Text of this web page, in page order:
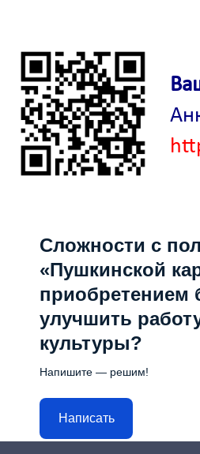
Сложности с
«Пушкинской
приобретением
улучшить
культуры?
Напишите — решим!
Написать